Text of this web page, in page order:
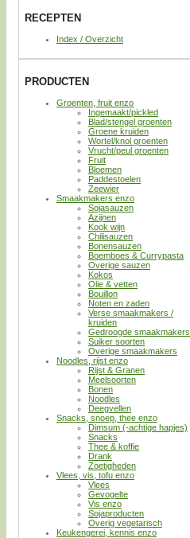
RECEPTEN
Index / Overzicht
PRODUCTEN
Groenten, fruit enzo
Ingemaakt/pickled
Blad/stengel groenten
Groene kruiden
Wortel/knol groenten
Vrucht/peul groenten
Fruit
Bloemen
Paddestoelen
Zeewier
Smaakmakers enzo
Sojasauzen
Azijnen
Kook wijn
Chilisauzen
Bonensauzen
Boemboes & Currypasta
Overige sauzen
Kokos
Olie & vetten
Bouillon
Noten en zaden
Verse smaakmakers /
kruiden
Gedroogde smaakmakers
Suiker soorten
Overige smaakmakers
Noodles, rijst enzo
Rijst & Granen
Meelsoorten
Bonen
Noodles
Deegvellen
Snacks, snoep, thee enzo
Dimsum (-achtige hapjes)
Snacks
Thee & koffie
Drank
Zoetigheden
Vlees, vis, tofu enzo
Vlees
Gevogelte
Vis enzo
Sojaproducten
Overig vegetarisch
Keukengerei, kennis enzo